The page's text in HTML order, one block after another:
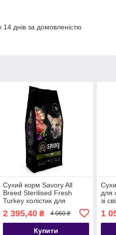
днів за домовленістю
Сухий корм Savory All
Breed Sterilised Fresh
Turkey холістик для
стерилізованих собак усіх
порід зі свіжою індичкою
12 кг
2 395,40₴ 4 060 ₴
Купити
для
зі
1